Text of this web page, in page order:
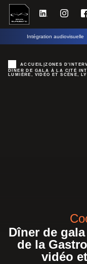
Intégration audiovisuelle
ACCUEIL |ZONES
DÎNER DE GALA À LA CITÉ
LUMIÈRE, VIDÉO ET SCÈNE,
Dîner de
de la
vidéo